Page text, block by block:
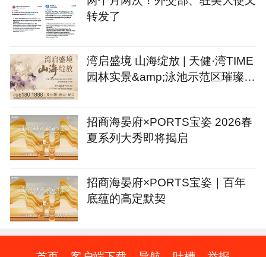
转发了
湾启盛境 山海绽放 | 天健·湾TIME
园林实景&amp;泳池示范区璀璨绽
招商海晏府×PORTS宝姿 2026春
夏系列大秀即将揭启
招商海晏府×PORTS宝姿｜百年
底蕴的高定默契